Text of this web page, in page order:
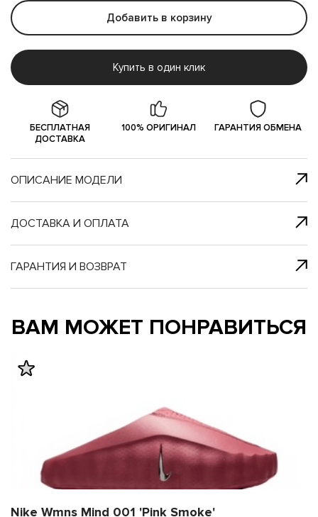
Добавить в корзину
Купить в один клик
клик
и в
наш
БЕСПЛАТНАЯ
ДОСТАВКА
100% ОРИГИНАЛ ГАРАНТИЯ ОБМЕНА
ОПИСАНИЕ МОДЕЛИ
ДОСТАВКА И ОПЛАТА
ГАРАНТИЯ И ВОЗВРАТ
ВАМ МОЖЕТ ПОНРАВИТЬСЯ
Nike Wmns Mind 001 'Pink Smoke'
с нами
и в
наш